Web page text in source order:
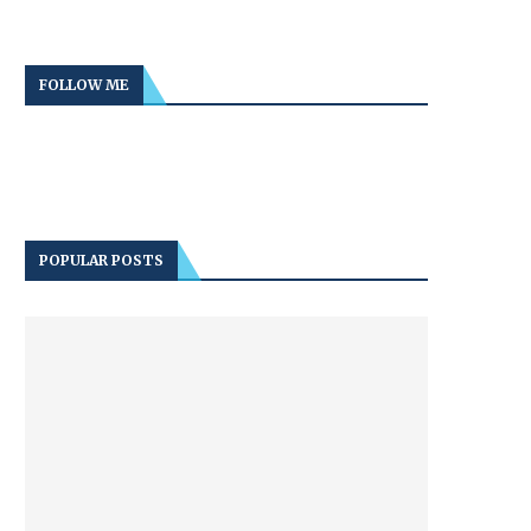
FOLLOW ME
POPULAR POSTS